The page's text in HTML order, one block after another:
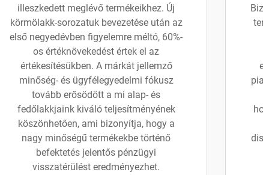
illeszkedett meglévő termékeikhez. Új
körmölakk-sorozatuk bevezetése után az
első negyedévben figyelemre méltó, 60%-
os értéknövekedést értek el az
értékesítésükben. A márkát jellemző
minőség- és ügyfélegyedelmi fókusz
tovább erősödött a mi alap- és
fedőlakkjaink kiváló teljesítményének
köszönhetően, ami bizonyítja, hogy a
nagy minőségű termékekbe történő
befektetés jelentős pénzügyi
visszatérülést eredményezhet.